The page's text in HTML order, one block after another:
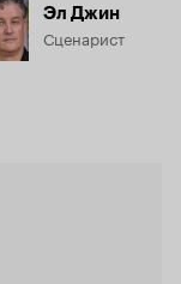
Эл Джин
Сценарист